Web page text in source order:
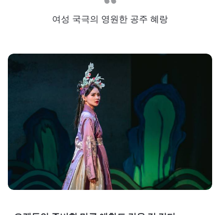
여성 국극의 영원한 공주 혜랑